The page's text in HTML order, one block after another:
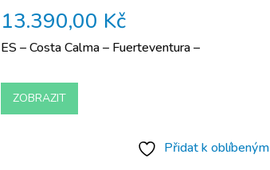
13.390,00 Kč
ES – Costa Calma – Fuerteventura –
ZOBRAZIT
Přidat k oblíbeným